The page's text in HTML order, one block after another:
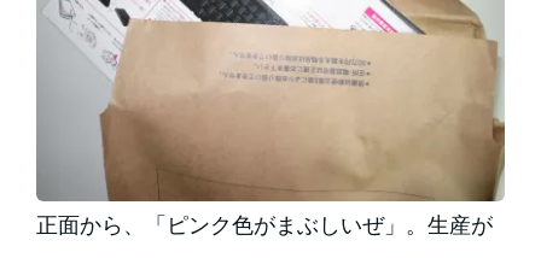
正面から、「ピンク色がまぶしいぜ」。生産が